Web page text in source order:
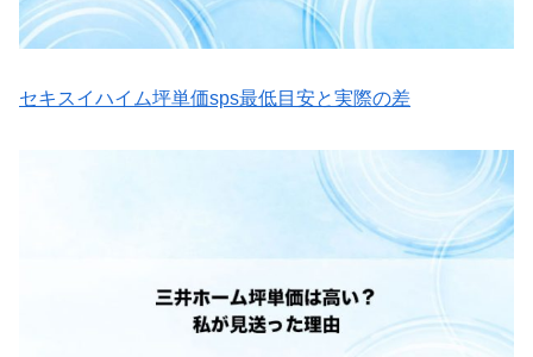
セキスイハイム坪単価sps最低目安と実際の差